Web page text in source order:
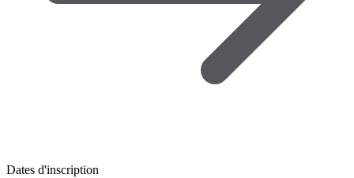
Dates d'inscription